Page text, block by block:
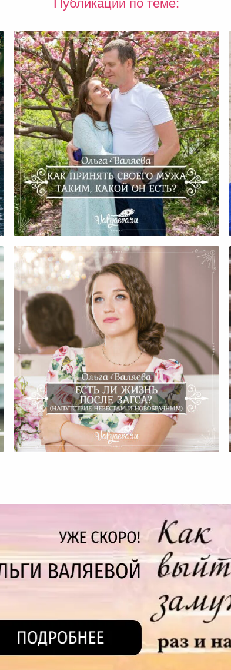
Как Принять Своего Мужа
Таким, Какой Он Есть?
Есть Ли Жизнь После Загса?
(Напутствие Невестам И
Новобрачным)